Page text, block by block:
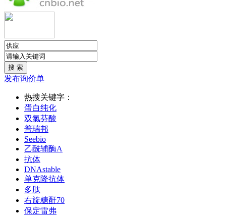
发布询价单
热搜关键字：
蛋白纯化
双氯芬酸
普瑞邦
Seebio
乙酰辅酶A
抗体
DNAstable
单克隆抗体
多肽
右旋糖酐70
保定雷弗